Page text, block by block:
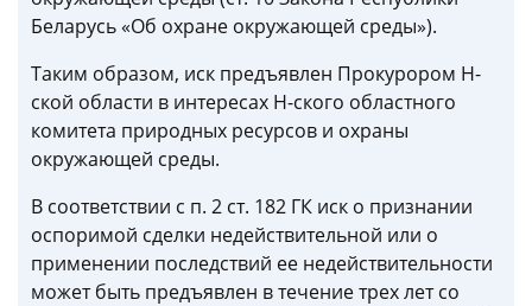
Беларусь «Об охране окружающей среды»).
Таким образом, иск предъявлен Прокурором Н-
ской области в интересах Н-ского областного
комитета природных ресурсов и охраны
окружающей среды.
В соответствии с п. 2 ст. 182 ГК иск о признании
оспоримой сделки недействительной или о
применении последствий ее недействительности
может быть предъявлен в течение трех лет со